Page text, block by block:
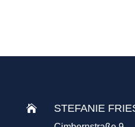
 STEFANIE